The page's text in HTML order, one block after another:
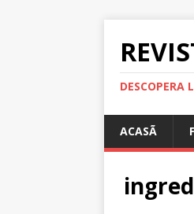
DESCOPERA
ACASÃ